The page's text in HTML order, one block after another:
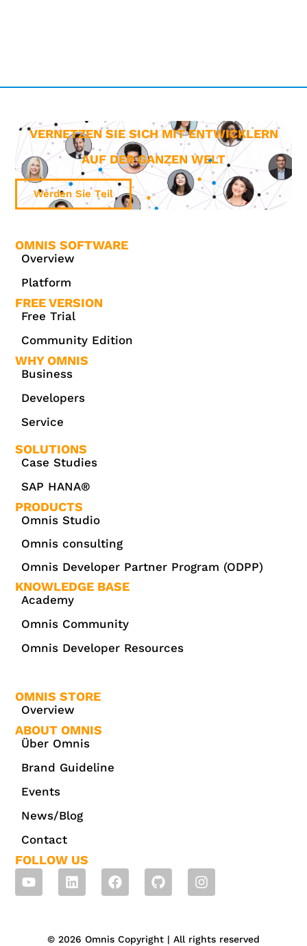
VERNETZEN SIE SICH MIT ENTWICKLERN
AUF DER GANZEN WELT
Werden Sie Teil
OMNIS SOFTWARE
Overview
Platform
FREE VERSION
Free Trial
Community Edition
WHY OMNIS
Business
Developers
Service
SOLUTIONS
Case Studies
SAP HANA®
PRODUCTS
Omnis Studio
Omnis consulting
Omnis Developer Partner Program (ODPP)
KNOWLEDGE BASE
Academy
Omnis Community
Omnis Developer Resources
OMNIS STORE
Overview
ABOUT OMNIS
Über Omnis
Brand Guideline
Events
News/Blog
Contact
FOLLOW US
© 2026 Omnis Copyright | All rights reserved